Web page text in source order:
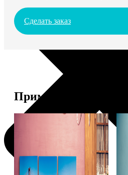
Сделать заказ
Примеры работ